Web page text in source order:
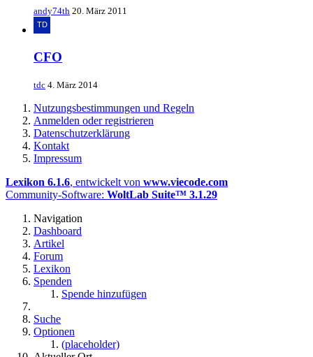
andy74th 20. März 2011
CFO
tdc 4. März 2014
Nutzungsbestimmungen und Regeln
Anmelden oder registrieren
Datenschutzerklärung
Kontakt
Impressum
Lexikon 6.1.6, entwickelt von www.viecode.com
Community-Software: WoltLab Suite™ 3.1.29
Navigation
Dashboard
Artikel
Forum
Lexikon
Spenden
Spende hinzufügen
Suche
Optionen
(placeholder)